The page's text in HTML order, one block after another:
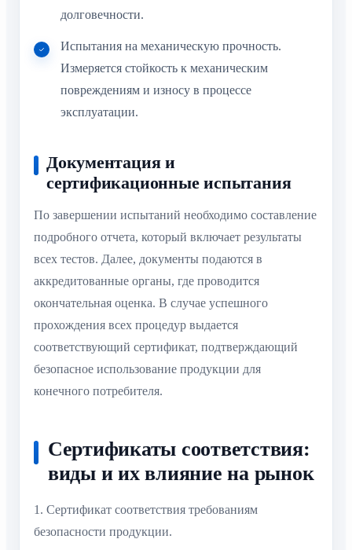
долговечности.
Испытания на механическую прочность.
Измеряется стойкость к механическим
повреждениям и износу в процессе
эксплуатации.
Документация и
сертификационные испытания
По завершении испытаний необходимо составление
подробного отчета, который включает результаты
всех тестов. Далее, документы подаются в
аккредитованные органы, где проводится
окончательная оценка. В случае успешного
прохождения всех процедур выдается
соответствующий сертификат, подтверждающий
безопасное использование продукции для
конечного потребителя.
Сертификаты соответствия:
виды и их влияние на рынок
1. Сертификат соответствия требованиям
безопасности продукции.